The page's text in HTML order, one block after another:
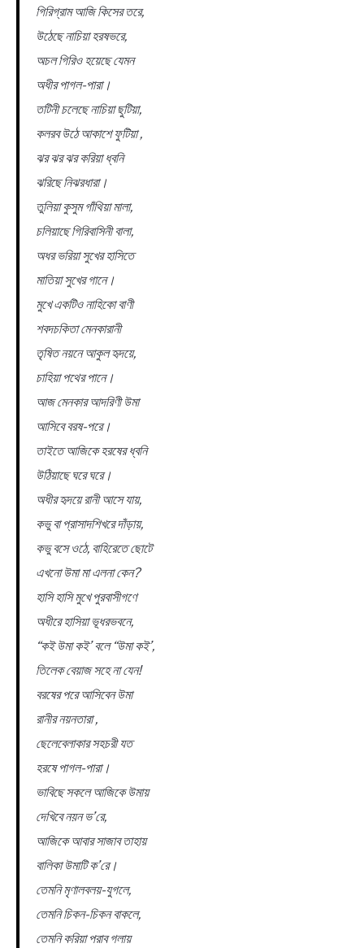
গিরিগ্রাম আজি কিসের তরে,
উঠেছে নাচিয়া হরষভরে,
অচল গিরিও হয়েছে যেমন
অধীর পাগল-পারা।
তটিনী চলেছে নাচিয়া ছুটিয়া,
কলরব উঠে আকাশে ফুটিয়া ,
ঝর ঝর ঝর করিয়া ধ্বনি
ঝরিছে নিঝরধারা।
তুলিয়া কুসুম গাঁথিয়া মালা,
চলিয়াছে গিরিবাসিনী বালা,
অধর ভরিয়া সুখের হাসিতে
মাতিয়া সুখের গানে।
মুখে একটিও নাহিকো বাণী
শবদচকিতা মেনকারানী
তৃষিত নয়নে আকুল হৃদয়ে,
চাহিয়া পথের পানে।
আজ মেনকার আদরিণী উমা
আসিবে বরষ-পরে।
তাইতে আজিকে হরষের ধ্বনি
উঠিয়াছে ঘরে ঘরে।
অধীর হৃদয়ে রানী আসে যায়,
কভু বা প্রাসাদশিখরে দাঁড়ায়,
কভু বসে ওঠে, বাহিরেতে ছোটে
এখনো উমা মা এলনা কেন?
হাসি হাসি মুখে পুরবাসীগণে
অধীরে হাসিয়া ভূধরভবনে,
“কই উমা কই’ বলে “উমা কই’,
তিলেক বেয়াজ সহে না যেন!
বরষের পরে আসিবেন উমা
রানীর নয়নতারা ,
ছেলেবেলাকার সহচরী যত
হরষে পাগল-পারা।
ভাবিছে সকলে আজিকে উমায়
দেখিবে নয়ন ভ’রে,
আজিকে আবার সাজাব তাহায়
বালিকা উমাটি ক’রে।
তেমনি মৃণালবলয়-যুগলে,
তেমনি চিকন-চিকন বাকলে,
তেমনি করিয়া পরাব গলায়